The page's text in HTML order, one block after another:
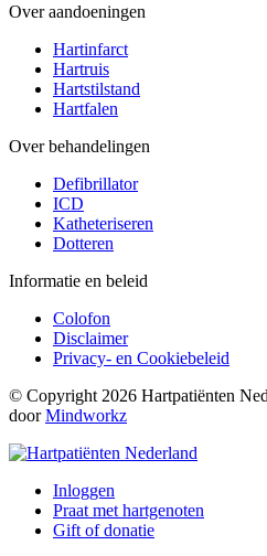
Over aandoeningen
Hartinfarct
Hartruis
Hartstilstand
Hartfalen
Over behandelingen
Defibrillator
ICD
Katheteriseren
Dotteren
Informatie en beleid
Colofon
Disclaimer
Privacy- en Cookiebeleid
© Copyright 2026 Hartpatiënten
doorMindworkz
Inloggen
Praat met hartgenoten
Gift of donatie